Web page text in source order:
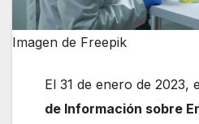
Imagen de Freepik
El 31 de enero de 2023,
de Información sobre